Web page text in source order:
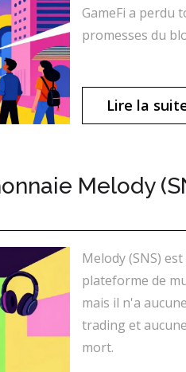
GameFi a perdu
promesses du
Lire la
Melody
Melody (SNS)
plateforme de
mais il n'a
trading et
mort.